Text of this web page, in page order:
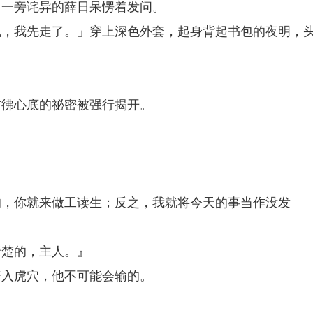
旁诧异的薛日呆愣着发问。
先走了。」穿上深色外套，起身背起书包的夜明，
心底的祕密被强行揭开。
你就来做工读生；反之，我就将今天的事当作没发
的，主人。』
虎穴，他不可能会输的。